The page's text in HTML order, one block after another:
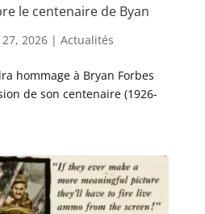
le centenaire de Byan
27, 2026| Actualités
hommage à Bryan Forbes
de son centenaire (1926-